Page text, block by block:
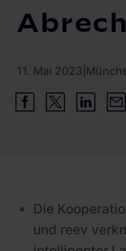
11. Mai 2023
Die
und reev